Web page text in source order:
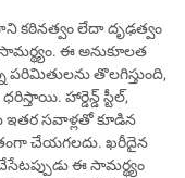
కఠినత్వం లేదా దృఢత్వం
ఈ అనుకూలత
పరిమితులను తొలగిస్తుంది,
హార్డెన్డ్ స్టీల్,
సవాళ్లతో కూడిన
చేయగలదు. ఖరీదైన
ఈ సామర్థ్యం